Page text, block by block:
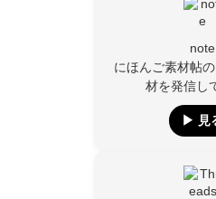
note
にほんご素材帖
材を発信し
▶︎ 見